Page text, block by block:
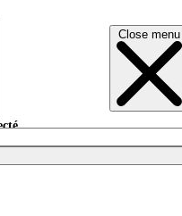
Close menu